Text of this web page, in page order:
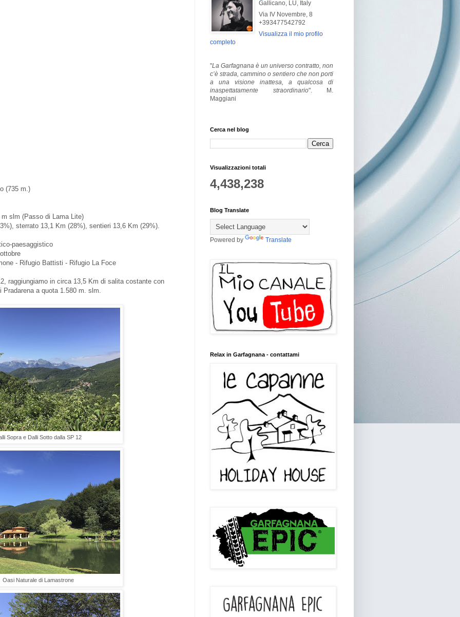
(735 m.)
slm (Passo di Lama Lite)
sterrato 13,1 Km (28%), sentieri 13,6 Km (29%).
paesaggistico
- Rifugio Battisti - Rifugio La Foce
raggiungiamo in circa 13,5 Km di salita costante con
a quota 1.580 m. slm.
Sopra e Dalli Sotto dalla SP 12
Oasi Naturale di Lamastrone
Gallicano, LU, Italy
Via IV Novembre, 8
+393477542792
Visualizza il mio profilo
completo
"La Garfagnana è un universo contratto, non
c’è strada, cammino o sentiero che non porti
a una visione inattesa, a qualcosa di
inaspettatamente straordinario". M.
Maggiani
Cerca nel blog
Visualizzazioni totali
4,438,238
Blog Translate
Powered by Translate
Relax in Garfagnana - contattami